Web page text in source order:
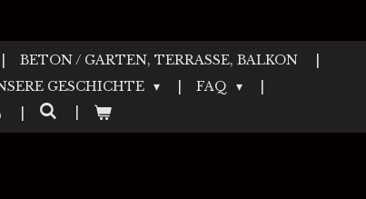
BETON / GARTEN, TERRASSE, BALKON
GESCHICHTE
FAQ